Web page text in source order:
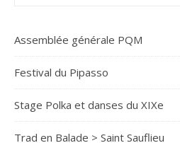
Assemblée générale PQM
Festival du Pipasso
Stage Polka et danses du XIXe
Trad en Balade > Saint Sauflieu